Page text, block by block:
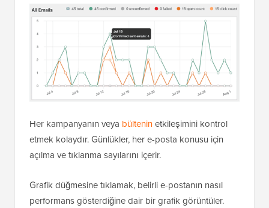
Her kampanyanın veya bülteninetkileşimini kontrol
etmek kolaydır. Günlükler, her e-posta konusu için
açılma ve tıklanma sayılarını içerir.
Grafik düğmesine tıklamak, belirli e-postanın nasıl
performans gösterdiğine dair bir grafik görüntüler.